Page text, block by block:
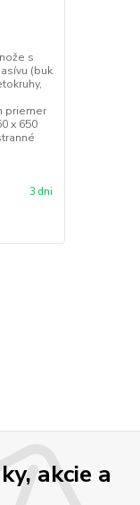
s
(buk
priemer
x 650
3 dni
akcie a